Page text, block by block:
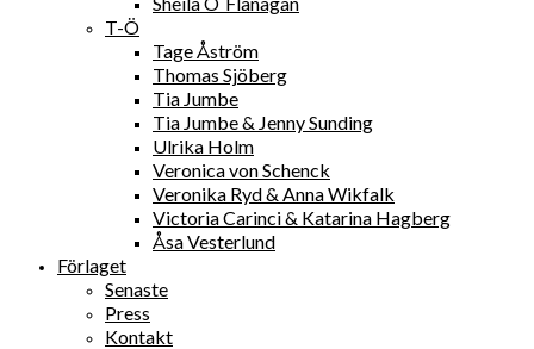
T-Ö
Tage Åström
Thomas Sjöberg
Tia Jumbe
Tia Jumbe & Jenny Sunding
Ulrika Holm
Veronica von Schenck
Veronika Ryd & Anna Wikfalk
Victoria Carinci & Katarina Hagberg
Åsa Vesterlund
Förlaget
Senaste
Press
Kontakt